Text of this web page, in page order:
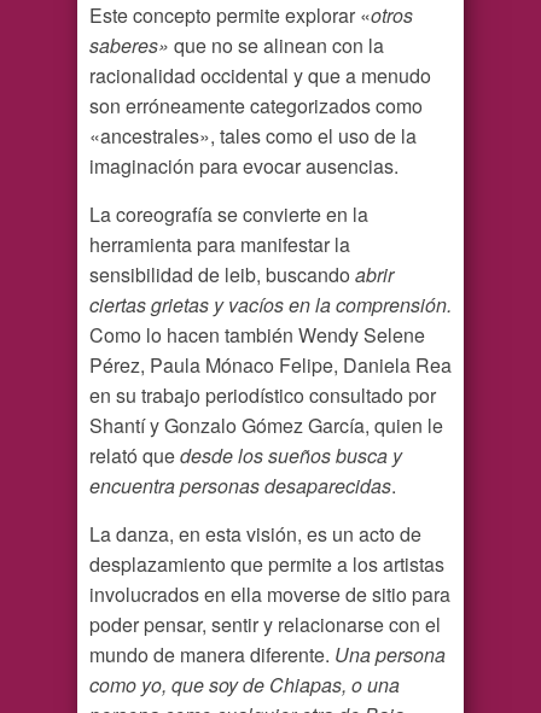
Este concepto permite explorar «otros
saberes» que no se alinean con la
racionalidad occidental y que a menudo
son erróneamente categorizados como
«ancestrales», tales como el uso de la
imaginación para evocar ausencias.
La coreografía se convierte en la
herramienta para manifestar la
sensibilidad de leib, buscando abrir
ciertas grietas y vacíos en la comprensión.
Como lo hacen también Wendy Selene
Pérez, Paula Mónaco Felipe, Daniela Rea
en su trabajo periodístico consultado por
Shantí y Gonzalo Gómez García, quien le
relató quedesde los sueños busca y
encuentra personas desaparecidas.
La danza, en esta visión, es un acto de
desplazamiento que permite a los artistas
involucrados en ella moverse de sitio para
poder pensar, sentir y relacionarse con el
mundo de manera diferente. Una persona
como yo, que soy de Chiapas, o una